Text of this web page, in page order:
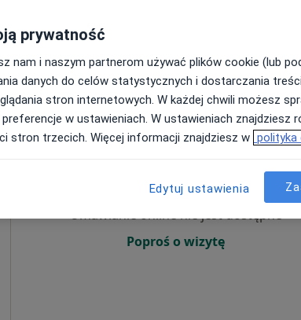
Dziś Jutro Pon, Wt,
Umawianie online nie jest dostępne
Poproś o wizytę
prywatność
nam i naszym partnerom używać plików cookie (lub
danych do celów statystycznych i dostarczania
stron internetowych. W każdej chwili możesz
w ustawieniach. W ustawieniach znajdziesz
stron trzecich. Więcej informacji znajdziesz w polityka
Edytuj ustawienia